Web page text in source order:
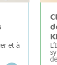
et à